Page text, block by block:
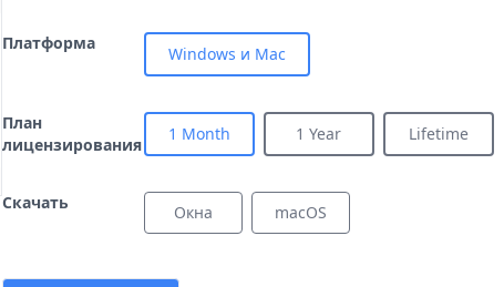
Платформа
Windows и Mac
План
лицензирования
1 Month 1 Year Lifetime
Скачать Окна macOS